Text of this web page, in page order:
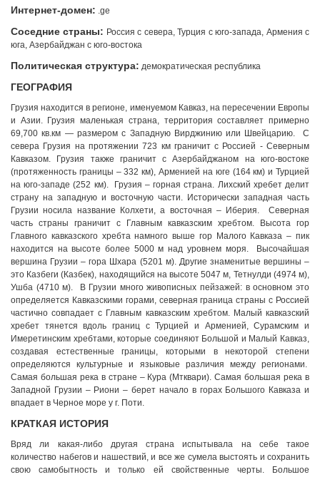
Интернет-домен: .ge
Соседние страны: Россия с севера, Турция с юго-запада, Армения с
юга, Азербайджан с юго-востока
Политическая структура: демократическая республика
ГЕОГРАФИЯ
Грузия находится в регионе, именуемом Кавказ, на пересечении Европы
и Азии. Грузия маленькая страна, территория составляет примерно
69,700 кв.км — размером с Западную Вирджинию или Швейцарию. С
севера Грузия на протяжении 723 км граничит с Россией - Северным
Кавказом. Грузия также граничит с Азербайджаном на юго-востоке
(протяженность границы – 332 км), Арменией на юге (164 км) и Турцией
на юго-западе (252 км). Грузия – горная страна. Лихский хребет делит
страну на западную и восточную части. Исторически западная часть
Грузии носила название Колхети, а восточная – Иберия. Северная
часть страны граничит с Главным кавказским хребтом. Высота гор
Главного кавказского хребта намного выше гор Малого Кавказа – пик
находится на высоте более 5000 м над уровнем моря. Высочайшая
вершина Грузии – гора Шхара (5201 м). Другие знаменитые вершины –
это Казбеги (Казбек), находящийся на высоте 5047 м, Тетнулди (4974 м),
Ушба (4710 м). В Грузии много живописных пейзажей: в основном это
определяется Кавказскими горами, северная граница страны с Россией
частично совпадает с Главным кавказским хребтом. Малый кавказский
хребет тянется вдоль границ с Турцией и Арменией, Сурамским и
Имеретинским хребтами, которые соединяют Большой и Малый Кавказ,
создавая естественные границы, которыми в некоторой степени
определяются культурные и языковые различия между регионами.
Самая большая река в стране – Кура (Мтквари). Самая большая река в
Западной Грузии – Риони – берет начало в горах Большого Кавказа и
впадает в Черное море у г. Поти.
КРАТКАЯ ИСТОРИЯ
Вряд ли какая-либо другая страна испытывала на себе такое
количество набегов и нашествий, и все же сумела выстоять и сохранить
свою самобытность и только ей свойственные черты. Большое